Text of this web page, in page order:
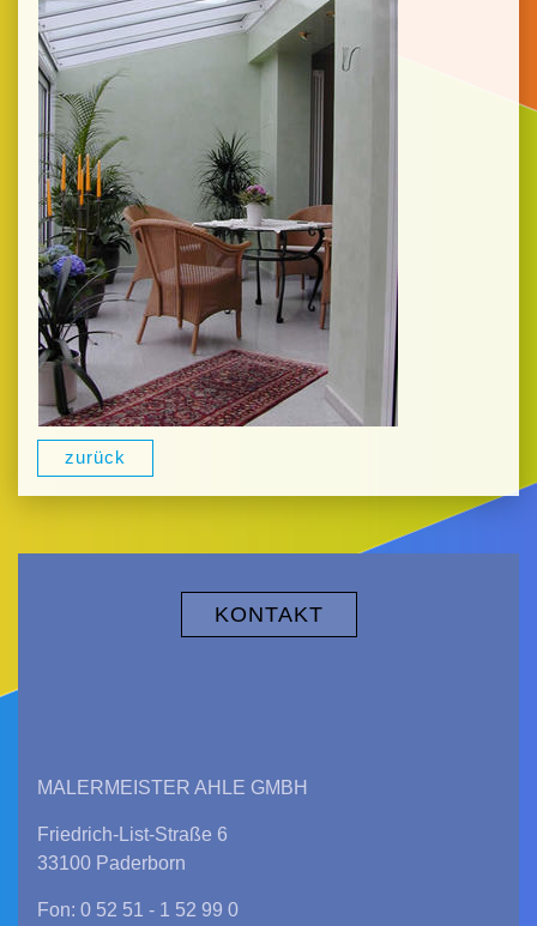
zurück
KONTAKT
MALERMEISTER AHLE GMBH
Friedrich-List-Straße 6
33100 Paderborn
Fon: 0 52 51 - 1 52 99 0